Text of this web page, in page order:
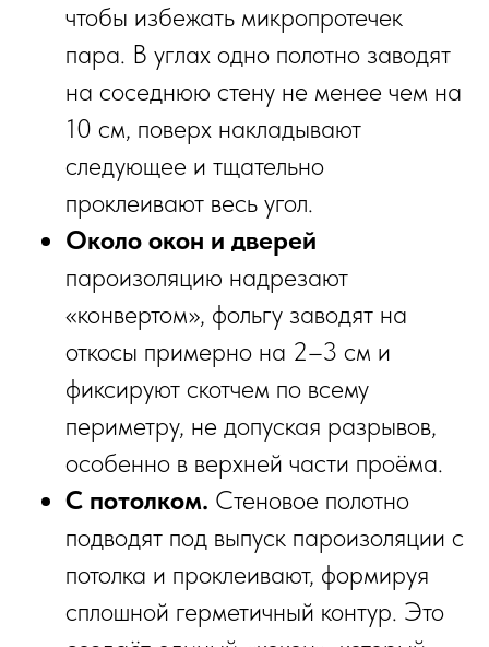
чтобы избежать микропротечек
пара. В углах одно полотно заводят
на соседнюю стену не менее чем на
10 см, поверх накладывают
следующее и тщательно
проклеивают весь угол.
Около окон и дверей
пароизоляцию надрезают
«конвертом», фольгу заводят на
откосы примерно на 2–3 см и
фиксируют скотчем по всему
периметру, не допуская разрывов,
особенно в верхней части проёма.
С потолком. Стеновое полотно
подводят под выпуск пароизоляции с
потолка и проклеивают, формируя
сплошной герметичный контур. Это